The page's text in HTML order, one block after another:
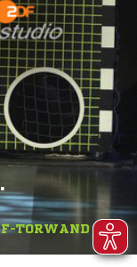
TORWAND